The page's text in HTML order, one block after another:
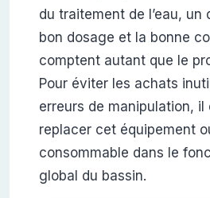
du traitement de l’eau, un
bon dosage et la bonne
comptent autant que le
Pour éviter les achats
erreurs de manipulation,
replacer cet équipement
consommable dans le
global du bassin.